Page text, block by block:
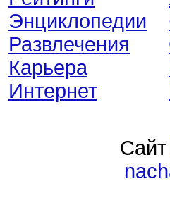
Энциклопедии
Развлечения
Карьера
Интернет
Сайт